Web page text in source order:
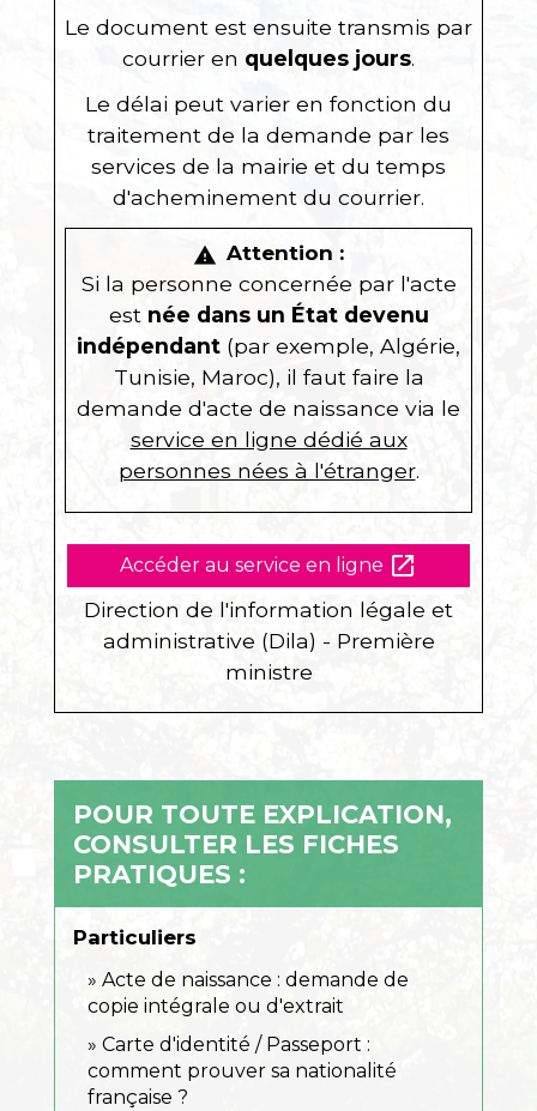
Le document est ensuite transmis par
courrier en quelques jours.
Le délai peut varier en fonction du
traitement de la demande par les
services de la mairie et du temps
d'acheminement du courrier.
warning Attention :
Si la personne concernée par l'acte
est née dans un État devenu
indépendant (par exemple, Algérie,
Tunisie, Maroc), il faut faire la
demande d'acte de naissance via le
service en ligne dédié aux
personnes nées à l'étranger.
Accéder au service en ligne open_in_new
Direction de l'information légale et
administrative (Dila) - Première
ministre
POUR TOUTE EXPLICATION,
CONSULTER LES FICHES
PRATIQUES :
Particuliers
Acte de naissance : demande de
copie intégrale ou d'extrait
Carte d'identité / Passeport :
comment prouver sa nationalité
française ?